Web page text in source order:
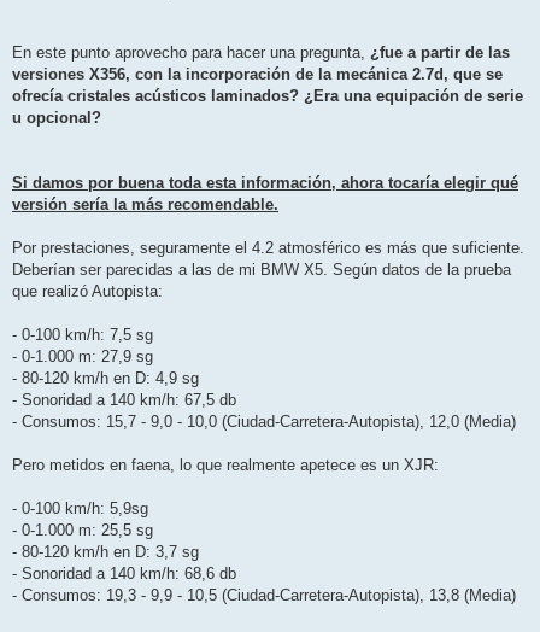
En este punto aprovecho para hacer una pregunta, ¿fue a partir de las
versiones X356, con la incorporación de la mecánica 2.7d, que se
ofrecía cristales acústicos laminados? ¿Era una equipación de serie
u opcional?
Si damos por buena toda esta información, ahora tocaría elegir qué
versión sería la más recomendable.
Por prestaciones, seguramente el 4.2 atmosférico es más que suficiente.
Deberían ser parecidas a las de mi BMW X5. Según datos de la prueba
que realizó Autopista:
- 0-100 km/h: 7,5 sg
- 0-1.000 m: 27,9 sg
- 80-120 km/h en D: 4,9 sg
- Sonoridad a 140 km/h: 67,5 db
- Consumos: 15,7 - 9,0 - 10,0 (Ciudad-Carretera-Autopista), 12,0 (Media)
Pero metidos en faena, lo que realmente apetece es un XJR:
- 0-100 km/h: 5,9sg
- 0-1.000 m: 25,5 sg
- 80-120 km/h en D: 3,7 sg
- Sonoridad a 140 km/h: 68,6 db
- Consumos: 19,3 - 9,9 - 10,5 (Ciudad-Carretera-Autopista), 13,8 (Media)